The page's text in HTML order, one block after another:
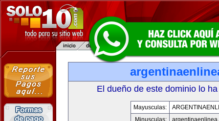
El dueño de este dominio lo
Mayusculas:
Minusculas: